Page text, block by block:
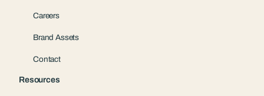
Careers
Brand Assets
Contact
Resources